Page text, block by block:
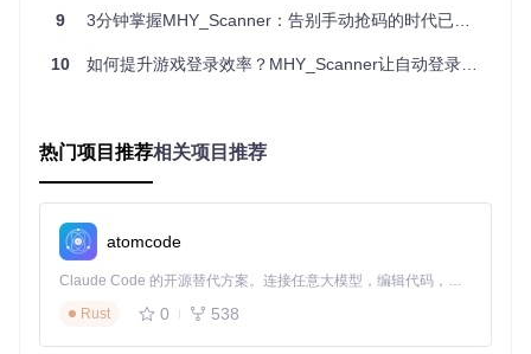
工作原理示意图
[直播流输入] → [DXGI截图] → [图像预处理] → [特征提取] → [二维
🛠️ 实施路径：四阶段部署流程
1. 环境准备阶段
git clone
mkdir build && cd build
9 3分钟掌握MHY_Scanner：告别手动抢码的时代已到来
10 如何提升游戏登录效率？MHY_Scanner让自动登录与账号管理更智能
热门项目推荐相关项目推荐
atomcode
Claude Code 的开源替代方案。连接任意大模型，编辑代码，运行命令，自动验证 — 全自动执行。用 Rust 构建，极致性能。 ｜ An open-source alternative to Claude Code. Connect any LLM, edit code, run commands, and verify changes — autonomously. Built in Rust for speed. Get Started
Rust
0 538